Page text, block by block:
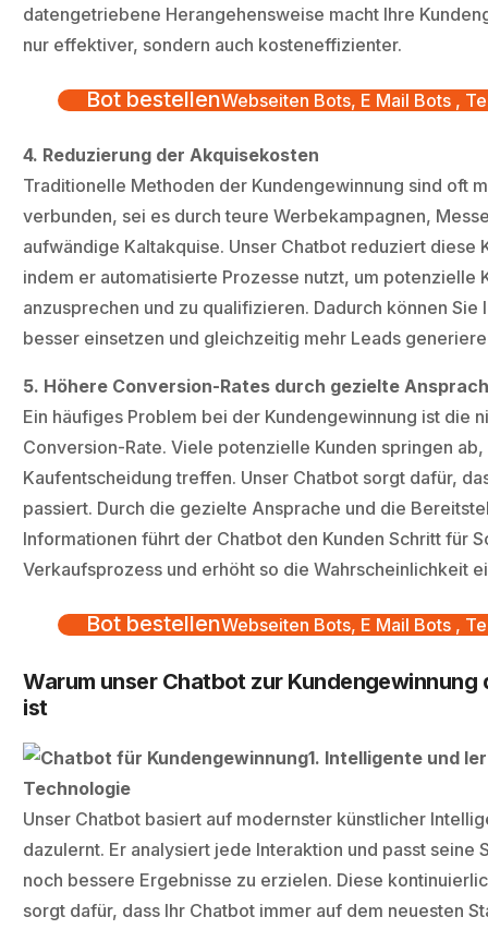
datengetriebene Herangehensweise macht Ihre
nur effektiver, sondern auch kosteneffizienter.
Bot bestellenWebseiten Bots, E Mail Bots ,
4. Reduzierung der Akquisekosten
Traditionelle Methoden der Kundengewinnung sind oft
verbunden, sei es durch teure Werbekampagnen,
aufwändige Kaltakquise. Unser Chatbot reduziert diese
indem er automatisierte Prozesse nutzt, um potenzielle
anzusprechen und zu qualifizieren. Dadurch können Sie
besser einsetzen und gleichzeitig mehr Leads
5. Höhere Conversion-Rates durch gezielte
Ein häufiges Problem bei der Kundengewinnung ist die
Conversion-Rate. Viele potenzielle Kunden springen
Kaufentscheidung treffen. Unser Chatbot sorgt dafür,
passiert. Durch die gezielte Ansprache und die
Informationen führt der Chatbot den Kunden Schritt für
Verkaufsprozess und erhöht so die Wahrscheinlichkeit
Bot bestellenWebseiten Bots, E Mail Bots ,
Warum unser Chatbot zur Kundengewinnung
ist
1. Intelligente und
Technologie
Unser Chatbot basiert auf modernster künstlicher
dazulernt. Er analysiert jede Interaktion und passt seine
noch bessere Ergebnisse zu erzielen. Diese
sorgt dafür, dass Ihr Chatbot immer auf dem neuesten